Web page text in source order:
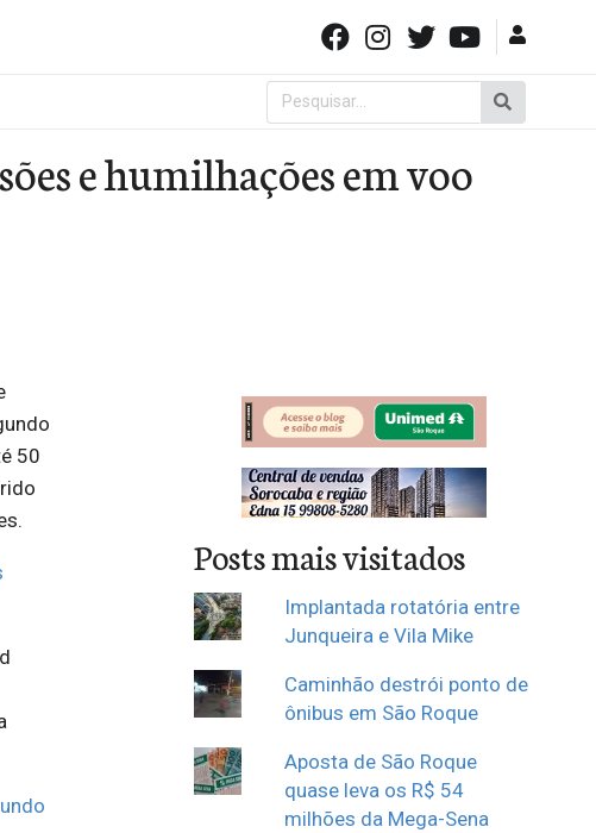
Pesquisar
por:
e humilhações em voo
50
Posts mais visitados
Implantada rotatória entre
Junqueira e Vila Mike
Caminhão destrói ponto de
ônibus em São Roque
Aposta de São Roque
quase leva os R$ 54
milhões da Mega-Sena